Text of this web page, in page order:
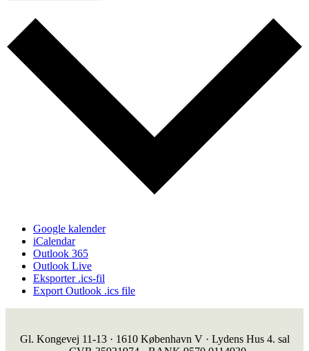
Google kalender
iCalendar
Outlook 365
Outlook Live
Eksporter .ics-fil
Export Outlook .ics file
Gl. Kongevej 11-13 · 1610 København V · Lydens Hus 4. sal